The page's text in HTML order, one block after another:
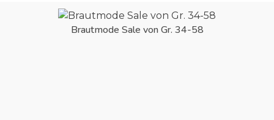
Brautmode Sale von Gr. 34-58